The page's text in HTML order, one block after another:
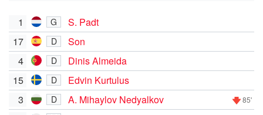
1 G
S. Padt
17
D
Son
4
D
Dinis Almeida
15
D
Edvin Kurtulus
3
D A. Mihaylov Nedyalkov 85'